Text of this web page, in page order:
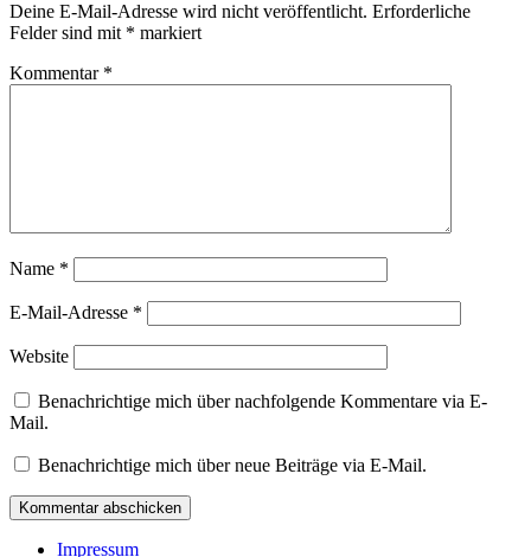
Deine E-Mail-Adresse wird nicht veröffentlicht. Erforderliche
Felder sind mit * markiert
Kommentar *
Name *
E-Mail-Adresse *
Website
Benachrichtige mich über nachfolgende Kommentare via E-
Mail.
Benachrichtige mich über neue Beiträge via E-Mail.
Impressum